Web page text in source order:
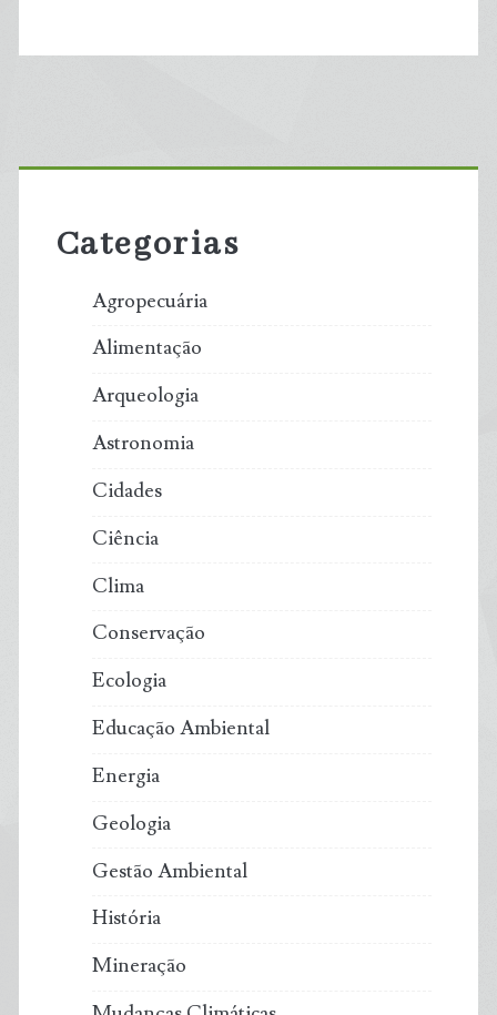
Primary
Sidebar
Categorias
Agropecuária
Alimentação
Arqueologia
Astronomia
Cidades
Ciência
Clima
Conservação
Ecologia
Educação Ambiental
Energia
Geologia
Gestão Ambiental
História
Mineração